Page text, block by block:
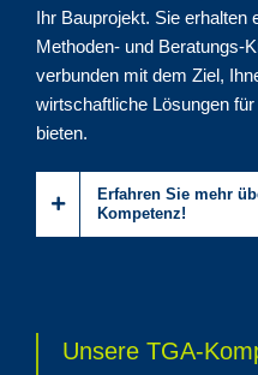
Ihr Bauprojekt. Sie erhalten
Methoden- und Beratungs-
verbunden mit dem Ziel,
wirtschaftliche Lösungen
bieten.
Erfahren Sie mehr
Kompetenz!
Unsere TGA-